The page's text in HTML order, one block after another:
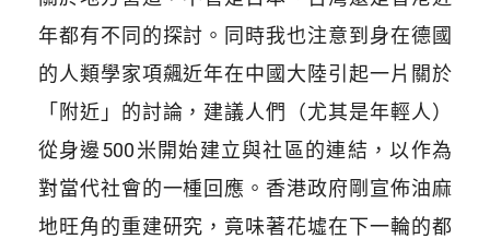
年都有不同的探討。同時我也注意到身在德國
的人類學家項飆近年在中國大陸引起一片關於
「附近」的討論，建議人們（尤其是年輕人）
從身邊500米開始建立與社區的連結，以作為
對當代社會的一㮔回應。香港政府剛宣佈油麻
地旺角的重建研究，竟味著花墟在下一輪的都